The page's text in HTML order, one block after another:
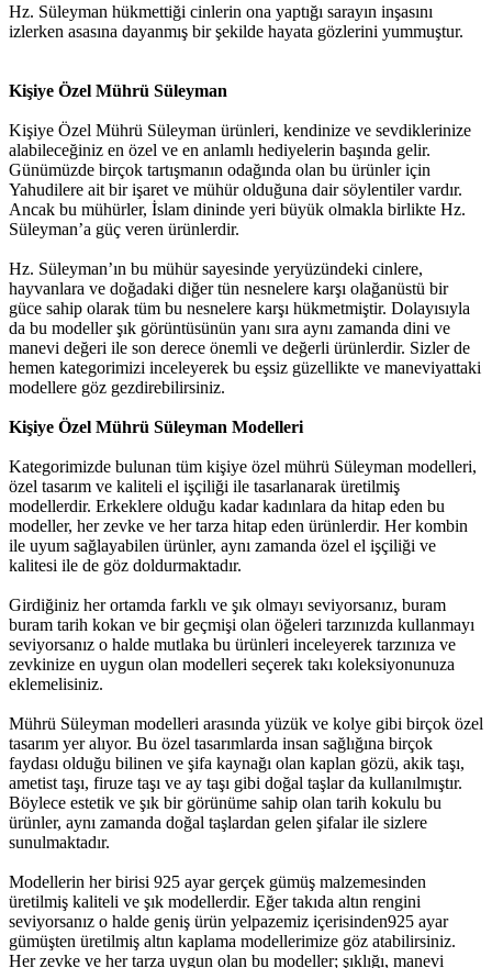
Hz. Süleyman hükmettiği cinlerin ona yaptığı sarayın inşasını
izlerken asasına dayanmış bir şekilde hayata gözlerini yummuştur.
Kişiye Özel Mührü Süleyman
Kişiye Özel Mührü Süleyman ürünleri, kendinize ve sevdiklerinize
alabileceğiniz en özel ve en anlamlı hediyelerin başında gelir.
Günümüzde birçok tartışmanın odağında olan bu ürünler için
Yahudilere ait bir işaret ve mühür olduğuna dair söylentiler vardır.
Ancak bu mühürler, İslam dininde yeri büyük olmakla birlikte Hz.
Süleyman’a güç veren ürünlerdir.
Hz. Süleyman’ın bu mühür sayesinde yeryüzündeki cinlere,
hayvanlara ve doğadaki diğer tün nesnelere karşı olağanüstü bir
güce sahip olarak tüm bu nesnelere karşı hükmetmiştir. Dolayısıyla
da bu modeller şık görüntüsünün yanı sıra aynı zamanda dini ve
manevi değeri ile son derece önemli ve değerli ürünlerdir. Sizler de
hemen kategorimizi inceleyerek bu eşsiz güzellikte ve maneviyattaki
modellere göz gezdirebilirsiniz.
Kişiye Özel Mührü Süleyman Modelleri
Kategorimizde bulunan tüm kişiye özel mührü Süleyman modelleri,
özel tasarım ve kaliteli el işçiliği ile tasarlanarak üretilmiş
modellerdir. Erkeklere olduğu kadar kadınlara da hitap eden bu
modeller, her zevke ve her tarza hitap eden ürünlerdir. Her kombin
ile uyum sağlayabilen ürünler, aynı zamanda özel el işçiliği ve
kalitesi ile de göz doldurmaktadır.
Girdiğiniz her ortamda farklı ve şık olmayı seviyorsanız, buram
buram tarih kokan ve bir geçmişi olan öğeleri tarzınızda kullanmayı
seviyorsanız o halde mutlaka bu ürünleri inceleyerek tarzınıza ve
zevkinize en uygun olan modelleri seçerek takı koleksiyonunuza
eklemelisiniz.
Mührü Süleyman modelleri arasında yüzük ve kolye gibi birçok özel
tasarım yer alıyor. Bu özel tasarımlarda insan sağlığına birçok
faydası olduğu bilinen ve şifa kaynağı olan kaplan gözü, akik taşı,
ametist taşı, firuze taşı ve ay taşı gibi doğal taşlar da kullanılmıştır.
Böylece estetik ve şık bir görünüme sahip olan tarih kokulu bu
ürünler, aynı zamanda doğal taşlardan gelen şifalar ile sizlere
sunulmaktadır.
Modellerin her birisi 925 ayar gerçek gümüş malzemesinden
üretilmiş kaliteli ve şık modellerdir. Eğer takıda altın rengini
seviyorsanız o halde geniş ürün yelpazemiz içerisinden925 ayar
gümüşten üretilmiş altın kaplama modellerimize göz atabilirsiniz.
Her zevke ve her tarza uygun olan bu modeller; şıklığı, manevi